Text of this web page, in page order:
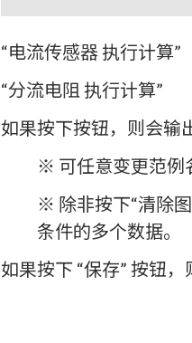
“电流传感器 执行计算”
“分流电阻 执行计算”
如果按下按钮，则会输
※ 可任意变更范例
※ 除非按下“清除
条件的多个数据。
如果按下 “保存” 按钮